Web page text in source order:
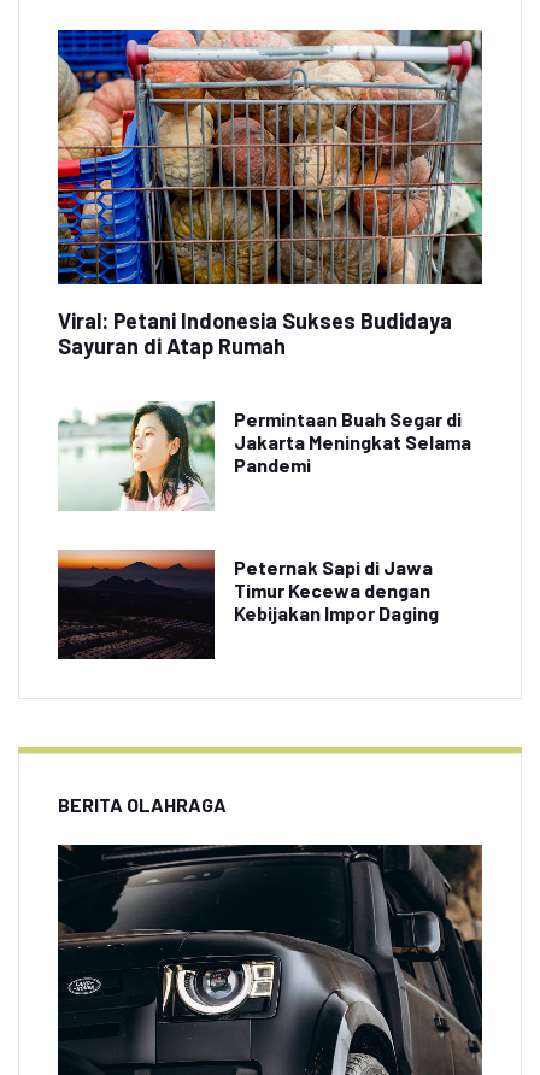
Viral: Petani Indonesia Sukses Budidaya
Sayuran di Atap Rumah
Permintaan Buah Segar di
Jakarta Meningkat Selama
Pandemi
Peternak Sapi di Jawa
Timur Kecewa dengan
Kebijakan Impor Daging
BERITA OLAHRAGA